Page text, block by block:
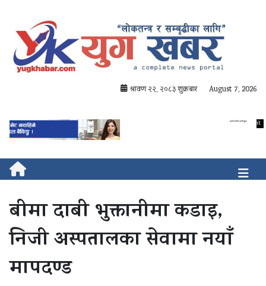
श्रावण २२, २०८३ शुक्रबार August 7, 2026
बीमा दाबी भुक्तानीमा कडाइ,
निजी अस्पतालका सेवामा नयाँ
मापदण्ड